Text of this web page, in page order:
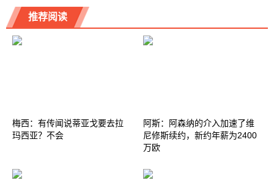
推荐阅读
梅西：有传闻说蒂亚戈要去拉
玛西亚？不会
阿斯：阿森纳的介入加速了维
尼修斯续约，新约年薪为2400
万欧